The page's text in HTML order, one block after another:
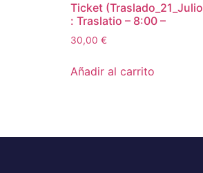
Ticket
: Traslatio – 8:00 –
30,00 €
Añadir al carrito